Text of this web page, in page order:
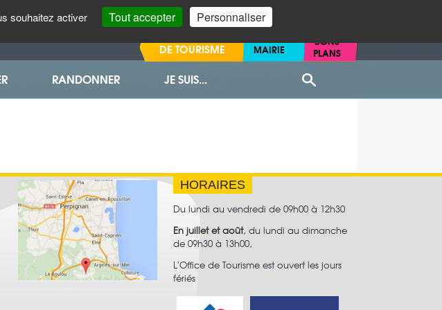
ENGLISH
DE TOURISME MAIRIE
BONS
PLANS
RANDONNER JE SUIS...
HORAIRES
Du lundi au vendredi de 09h00 à 12h30
En juillet et août, du lundi au dimanche
de 09h30 à 13h00,
L'Office de Tourisme est ouvert les jours
fériés
souhaitez activer Tout accepter Personnaliser